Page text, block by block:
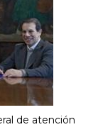
de atención